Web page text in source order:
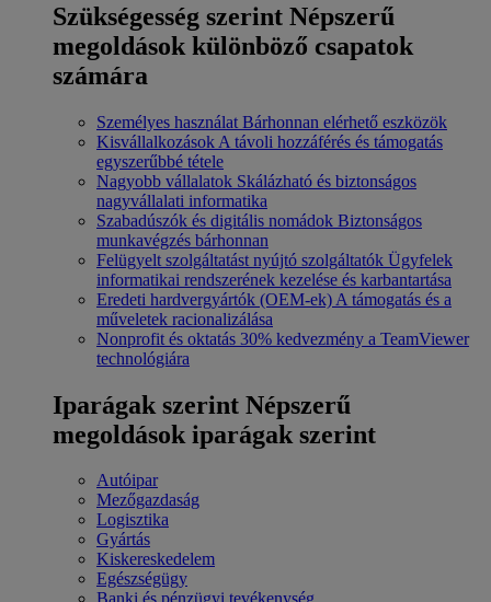
Szükségesség szerint Népszerű
megoldások különböző csapatok
számára
Személyes használat Bárhonnan elérhető eszközök
Kisvállalkozások A távoli hozzáférés és támogatás
egyszerűbbé tétele
Nagyobb vállalatok Skálázható és biztonságos
nagyvállalati informatika
Szabadúszók és digitális nomádok Biztonságos
munkavégzés bárhonnan
Felügyelt szolgáltatást nyújtó szolgáltatók Ügyfelek
informatikai rendszerének kezelése és karbantartása
Eredeti hardvergyártók (OEM-ek) A támogatás és a
műveletek racionalizálása
Nonprofit és oktatás 30% kedvezmény a TeamViewer
technológiára
Iparágak szerint Népszerű
megoldások iparágak szerint
Autóipar
Mezőgazdaság
Logisztika
Gyártás
Kiskereskedelem
Egészségügy